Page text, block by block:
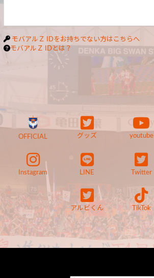
モバアルＺ IDをお持ちでない方はこちらへ
モバアルＺ IDとは？
OFFICIAL グッズ youtube
Instagram LINE Twitter
アルビくん TikTok